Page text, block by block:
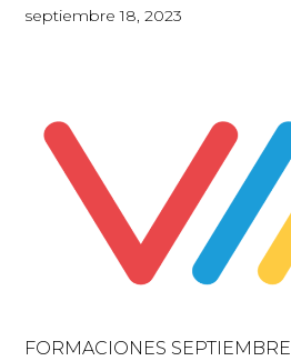
septiembre 18, 2023
FORMACIONES SEPTIEMBRE